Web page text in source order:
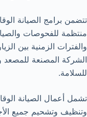
تتضمن برامج الصيانة
منتظمة للفحوصات
والفترات الزمنية بين
الشركة المصنعة للمصعد
للسلامة.
تشمل أعمال الصيانة
وتنظيف وتشحيم جميع